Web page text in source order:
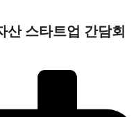
산 스타트업 간담회